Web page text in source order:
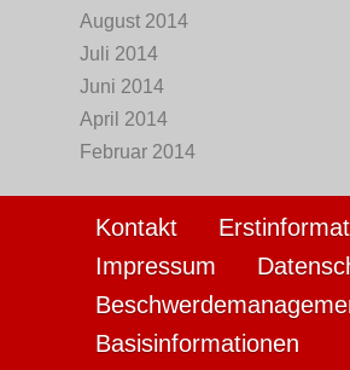
August 2014
Juli 2014
Juni 2014
April 2014
Februar 2014
Kontakt
Impressum
Basisinformationen